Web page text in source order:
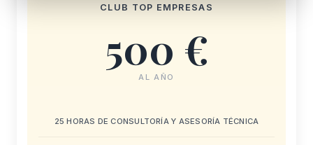
CLUB TOP EMPRESAS
500 €
AL AÑO
25 HORAS DE CONSULTORÍA Y ASESORÍA TÉCNICA